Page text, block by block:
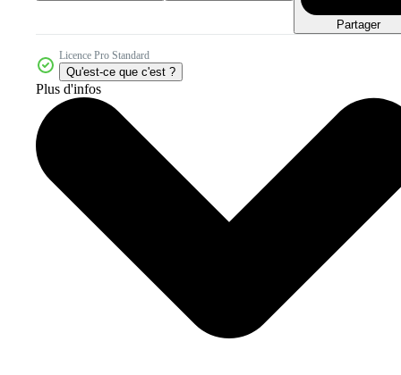
Partager
Licence Pro Standard
Qu'est-ce que c'est ?
Plus d'infos